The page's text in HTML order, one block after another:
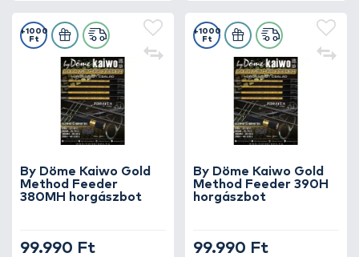
By Döme Kaiwo Gold
Method Feeder
380MH horgászbot
+1000
Ft
99.990 Ft
By Döme Kaiwo Gold
Method Feeder 390H
horgászbot
+1000
Ft
99.990 Ft